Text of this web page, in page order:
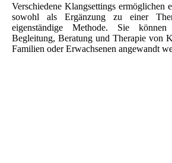
Verschiedene Klangsettings ermöglichen
sowohl als Ergänzung zu einer
eigenständige Methode. Sie
Begleitung, Beratung und Therapie von
Familien oder Erwachsenen angewandt